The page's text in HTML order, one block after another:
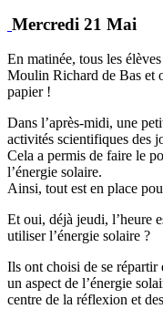
Mercredi 21 Mai
En matinée, tous les
Moulin Richard de Bas et
papier !
Dans l’après-midi, une
activités scientifiques des
Cela a permis de faire le
l’énergie solaire.
Ainsi, tout est en place
Et oui, déjà jeudi, l’heure
utiliser l’énergie solaire ?
Ils ont choisi de se répartir
un aspect de l’énergie
centre de la réflexion et